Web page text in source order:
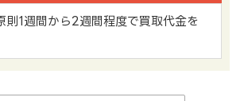
則1週間から2週間程度で買取代金を